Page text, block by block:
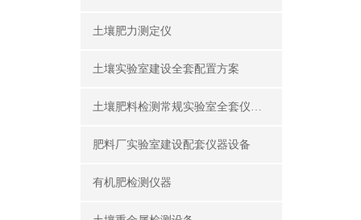
土壤肥力测定仪
土壤实验室建设全套配置方案
土壤肥料检测常规实验室全套仪器设备
肥料厂实验室建设配套仪器设备
有机肥检测仪器